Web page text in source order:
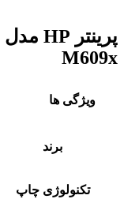
M609x
ویژگی ها
برند
تکنولوژی چاپ